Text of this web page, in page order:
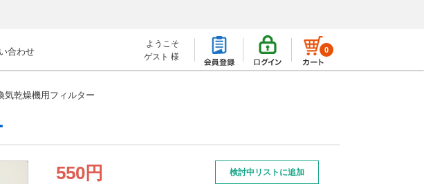
合わせ
ようこそ
ゲスト 様
0
気乾燥機用フィルター
550円 検討中リストに追加